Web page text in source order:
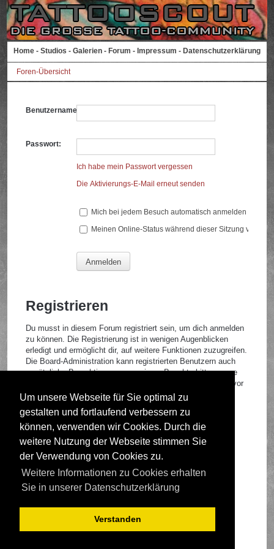
Um unsere Webseite für Sie optimal zu
gestalten und fortlaufend verbessern zu
können, verwenden wir Cookies. Durch die
weitere Nutzung der Webseite stimmen Sie
der Verwendung von Cookies zu.
Weitere Informationen zu Cookies erhalten
Sie in unserer Datenschutzerklärung
Verstanden
Home - Studios - Galerien - Forum - Impressum - Datenschutzerklärung
Foren-Übersicht
Benutzername:
Passwort:
Ich habe mein Passwort vergessen
Die Aktivierungs-E-Mail erneut senden
Mich bei jedem Besuch automatisch anmelden
Meinen Online-Status während dieser Sitzung
Registrieren
Du musst in diesem Forum registriert sein, um dich anmelden
zu können. Die Registrierung ist in wenigen Augenblicken
erledigt und ermöglicht dir, auf weitere Funktionen zuzugreifen.
Die Board-Administration kann registrierten Benutzern auch
zusätzliche Berechtigungen zuweisen. Beachte bitte unsere
Nutzungsbedingungen und die verwandten Regelungen, bevor
du dich registrierst. Bitte beachte auch die jeweiligen
Forenregeln, wenn du dich in diesem Board bewegst.
Nutzungsbedingungen|Datenschutzrichtlinie
Registrieren
Foren-Übersicht
Deutsche Übersetzung durchphpBB.de